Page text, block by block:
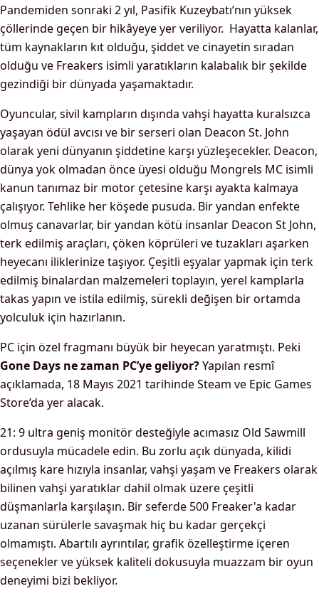
Pandemiden sonraki 2 yıl, Pasifik Kuzeybatı’nın yüksek
çöllerinde geçen bir hikâyeye yer veriliyor. Hayatta kalanlar,
tüm kaynakların kıt olduğu, şiddet ve cinayetin sıradan
olduğu ve Freakers isimli yaratıkların kalabalık bir şekilde
gezindiği bir dünyada yaşamaktadır.
Oyuncular, sivil kampların dışında vahşi hayatta kuralsızca
yaşayan ödül avcısı ve bir serseri olan Deacon St. John
olarak yeni dünyanın şiddetine karşı yüzleşecekler. Deacon,
dünya yok olmadan önce üyesi olduğu Mongrels MC isimli
kanun tanımaz bir motor çetesine karşı ayakta kalmaya
çalışıyor. Tehlike her köşede pusuda. Bir yandan enfekte
olmuş canavarlar, bir yandan kötü insanlar Deacon St John,
terk edilmiş araçları, çöken köprüleri ve tuzakları aşarken
heyecanı iliklerinize taşıyor. Çeşitli eşyalar yapmak için terk
edilmiş binalardan malzemeleri toplayın, yerel kamplarla
takas yapın ve istila edilmiş, sürekli değişen bir ortamda
yolculuk için hazırlanın.
PC için özel fragmanı büyük bir heyecan yaratmıştı. Peki
Gone Days ne zaman PC’ye geliyor?Yapılan resmî
açıklamada, 18 Mayıs 2021 tarihinde Steam ve Epic Games
Store’da yer alacak.
21: 9 ultra geniş monitör desteğiyle acımasız Old Sawmill
ordusuyla mücadele edin. Bu zorlu açık dünyada, kilidi
açılmış kare hızıyla insanlar, vahşi yaşam ve Freakers olarak
bilinen vahşi yaratıklar dahil olmak üzere çeşitli
düşmanlarla karşılaşın. Bir seferde 500 Freaker'a kadar
uzanan sürülerle savaşmak hiç bu kadar gerçekçi
olmamıştı. Abartılı ayrıntılar, grafik özelleştirme içeren
seçenekler ve yüksek kaliteli dokusuyla muazzam bir oyun
deneyimi bizi bekliyor.